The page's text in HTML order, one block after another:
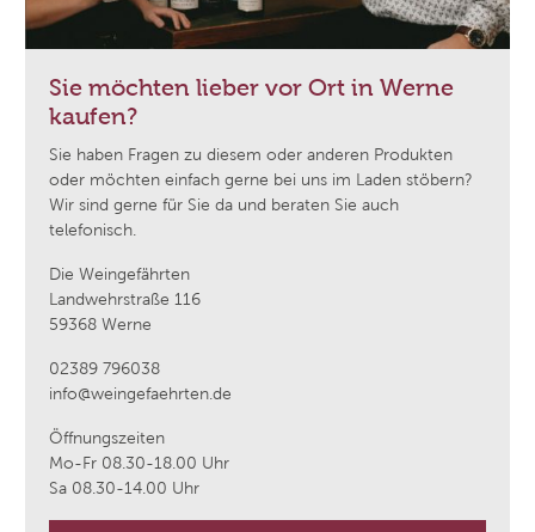
Sie möchten lieber vor Ort in Werne
kaufen?
Sie haben Fragen zu diesem oder anderen Produkten
oder möchten einfach gerne bei uns im Laden stöbern?
Wir sind gerne für Sie da und beraten Sie auch
telefonisch.
Die Weingefährten
Landwehrstraße 116
59368 Werne
02389 796038
info@weingefaehrten.de
Öffnungszeiten
Mo-Fr 08.30-18.00 Uhr
Sa 08.30-14.00 Uhr